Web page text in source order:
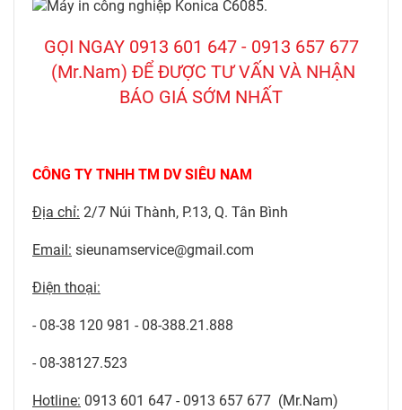
GỌI NGAY 0913 601 647 - 0913 657 677
(Mr.Nam) ĐỂ ĐƯỢC TƯ VẤN VÀ NHẬN
BÁO GIÁ SỚM NHẤT
CÔNG TY TNHH TM DV SIÊU NAM
Địa chỉ: 2/7 Núi Thành, P.13, Q. Tân Bình
Email: sieunamservice@gmail.com
Điện thoại:
- 08-38 120 981 - 08-388.21.888
- 08-38127.523
Hotline: 0913 601 647 - 0913 657 677 (Mr.Nam)